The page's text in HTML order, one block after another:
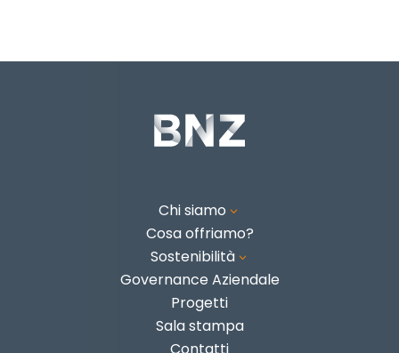
Chi siamo 3
Cosa offriamo?
Sostenibilità3
Governance Aziendale
Progetti
Sala stampa